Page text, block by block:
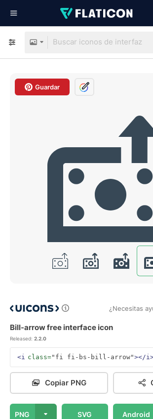
Guardar
¿Necesitas
Bill-arrow free interface icon
Released: 2.2.0
<i class="fi fi-bs-bill-arrow"></
Copiar PNG
PNG SVG Android